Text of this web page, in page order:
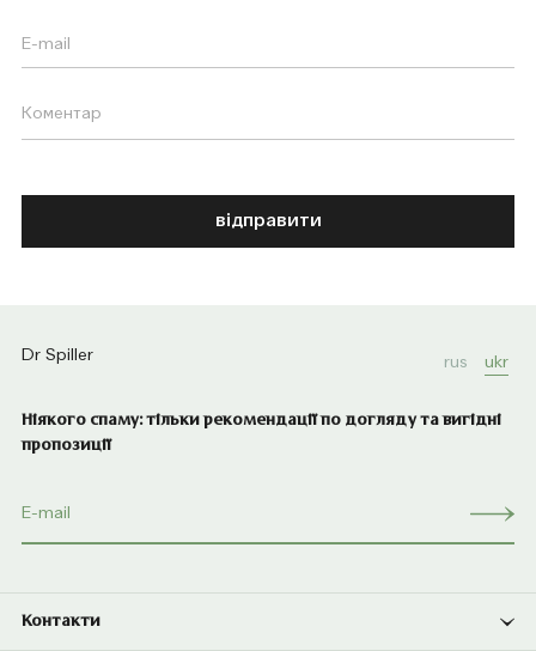
відправити
Dr Spiller rus ukr
Ніякого спаму: тільки рекомендації по догляду та вигідні
пропозиції
Контакти